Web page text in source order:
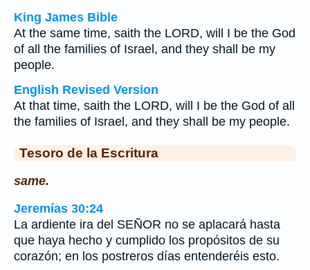
King James Bible
At the same time, saith the LORD, will I be the God
of all the families of Israel, and they shall be my
people.
English Revised Version
At that time, saith the LORD, will I be the God of all
the families of Israel, and they shall be my people.
Tesoro de la Escritura
same.
Jeremías 30:24
La ardiente ira del SEÑOR no se aplacará hasta
que haya hecho y cumplido los propósitos de su
corazón; en los postreros días entenderéis esto.